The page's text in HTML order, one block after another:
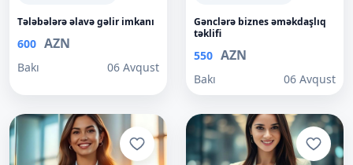
Tələbələrə əlavə gəlir imkanı
600 AZN
Bakı 06 Avqust
Gənclərə biznes əməkdaşlıq
təklifi
550 AZN
Bakı 06 Avqust